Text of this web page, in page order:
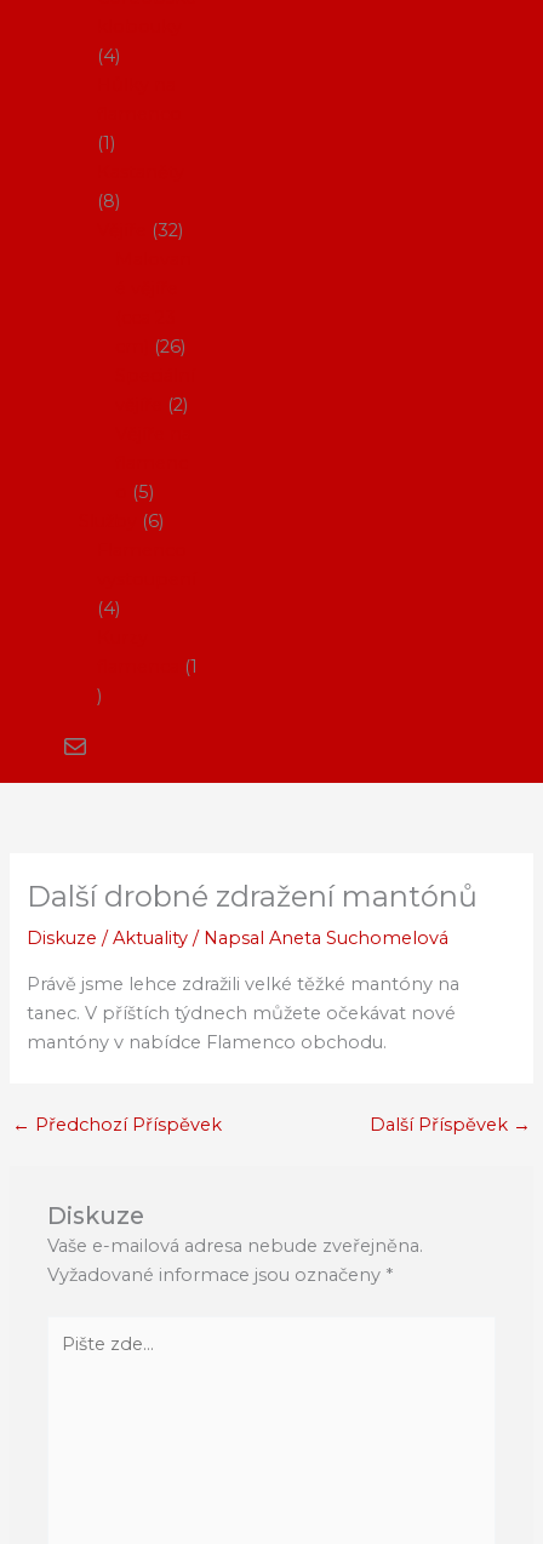
4
1
8
32
26
2
5
6
4
1
Další drobné zdražení mantónů
Diskuze /Aktuality / NapsalAneta Suchomelová
Právě jsme lehce zdražili velké těžké mantóny na
tanec. V příštích týdnech můžete očekávat nové
mantóny v nabídce Flamenco obchodu.
← Předchozí Příspěvek Další Příspěvek →
Diskuze
Vaše e-mailová adresa nebude zveřejněna.
Vyžadované informace jsou označeny *